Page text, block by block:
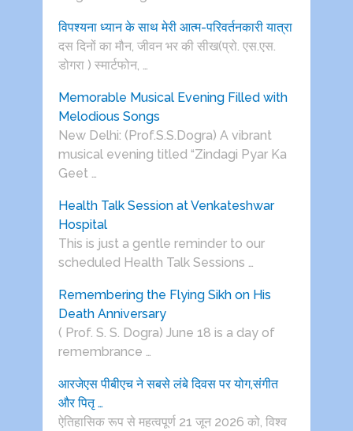
विपश्यना ध्यान के साथ मेरी आत्म-परिवर्तनकारी यात्रा
दस दिनों का मौन, जीवन भर की सीख(प्रो. एस.एस.
डोगरा ) स्मार्टफोन, …
Memorable Musical Evening Filled with
Melodious Songs
New Delhi: (Prof.S.S.Dogra) A vibrant
musical evening titled “Zindagi Pyar Ka
Geet …
Health Talk Session at Venkateshwar
Hospital
This is just a gentle reminder to our
scheduled Health Talk Sessions …
Remembering the Flying Sikh on His
Death Anniversary
( Prof. S. S. Dogra) June 18 is a day of
remembrance …
आरजेएस पीबीएच ने सबसे लंबे दिवस पर योग,संगीत
और पितृ …
ऐतिहासिक रूप से महत्वपूर्ण 21 जून 2026 को, विश्व